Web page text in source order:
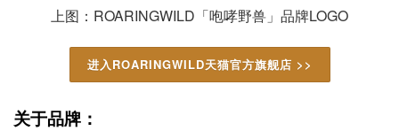
上图：ROARINGWILD「咆哮野兽」品牌LOGO
进入ROARINGWILD天猫官方旗舰店 >>
关于品牌：